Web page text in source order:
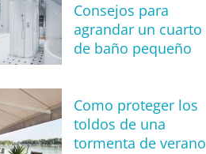
Consejos para
agrandar un cuarto
de baño pequeño
Como proteger los
toldos de una
tormenta de verano